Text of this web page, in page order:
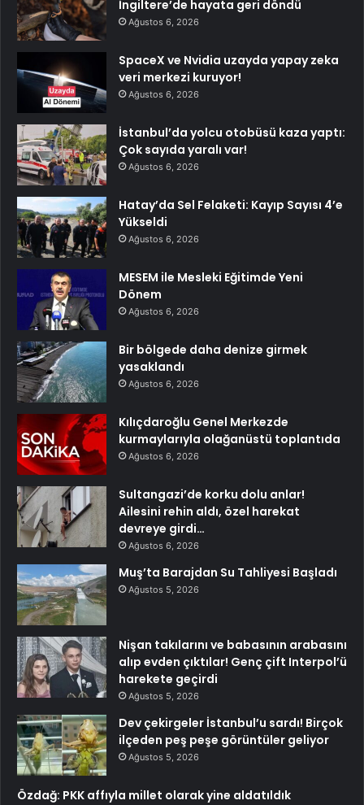
İngiltere’de hayata geri döndü
Ağustos 6, 2026
SpaceX ve Nvidia uzayda yapay zeka
veri merkezi kuruyor!
Ağustos 6, 2026
İstanbul’da yolcu otobüsü kaza yaptı:
Çok sayıda yaralı var!
Ağustos 6, 2026
Hatay’da Sel Felaketi: Kayıp Sayısı 4’e
Yükseldi
Ağustos 6, 2026
MESEM ile Mesleki Eğitimde Yeni
Dönem
Ağustos 6, 2026
Bir bölgede daha denize girmek
yasaklandı
Ağustos 6, 2026
Kılıçdaroğlu Genel Merkezde
kurmaylarıyla olağanüstü toplantıda
Ağustos 6, 2026
Sultangazi’de korku dolu anlar!
Ailesini rehin aldı, özel harekat
devreye girdi…
Ağustos 6, 2026
Muş’ta Barajdan Su Tahliyesi Başladı
Ağustos 5, 2026
Nişan takılarını ve babasının arabasını
alıp evden çıktılar! Genç çift Interpol’ü
harekete geçirdi
Ağustos 5, 2026
Dev çekirgeler İstanbul’u sardı! Birçok
ilçeden peş peşe görüntüler geliyor
Ağustos 5, 2026
Özdağ: PKK affıyla millet olarak yine aldatıldık